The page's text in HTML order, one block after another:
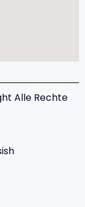
Alle Rechte